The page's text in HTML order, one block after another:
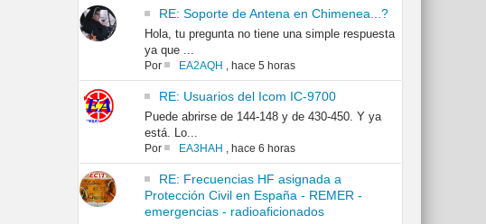
RE: Soporte de Antena en Chimenea...?
Hola, tu pregunta no tiene una simple respuesta
ya que ...
Por EA2AQH , hace 5 horas
RE: Usuarios del Icom IC-9700
Puede abrirse de 144-148 y de 430-450. Y ya
está. Lo...
Por EA3HAH , hace 6 horas
RE: Frecuencias HF asignada a
Protección Civil en España - REMER -
emergencias - radioaficionados